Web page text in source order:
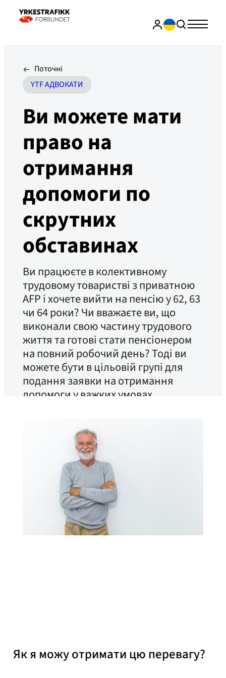
Поточні
YTF АДВОКАТИ
Ви можете мати
право на
отримання
допомоги по
скрутних
обставинах
Ви працюєте в колективному
трудовому товаристві з приватною
AFP і хочете вийти на пенсію у 62, 63
чи 64 роки? Чи вважаєте ви, що
виконали свою частину трудового
життя та готові стати пенсіонером
на повний робочий день? Тоді ви
можете бути в цільовій групі для
подання заявки на отримання
допомоги у важких умовах.
Як я можу отримати цю перевагу?